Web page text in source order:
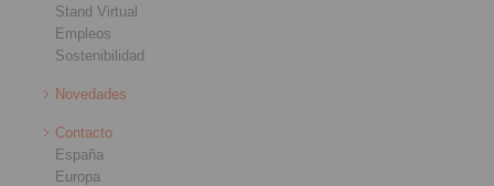
Stand Virtual
Empleos
Sostenibilidad
Novedades
Contacto
España
Europa